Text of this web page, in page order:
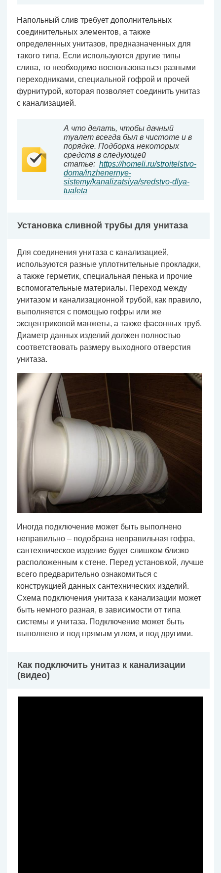
Напольный слив требует дополнительных
соединительных элементов, а также
определенных унитазов, предназначенных для
такого типа. Если используются другие типы
слива, то необходимо воспользоваться разными
переходниками, специальной гофрой и прочей
фурнитурой, которая позволяет соединить унитаз
с канализацией.
А что делать, чтобы дачный
туалет всегда был в чистоте и в
порядке. Подборка некоторых
средств в следующей
статье: https://homeli.ru/stroitelstvo-
doma/inzhenernye-
sistemy/kanalizatsiya/sredstvo-dlya-
tualeta
Установка сливной трубы для унитаза
Для соединения унитаза с канализацией,
используются разные уплотнительные прокладки,
а также герметик, специальная пенька и прочие
вспомогательные материалы. Переход между
унитазом и канализационной трубой, как правило,
выполняется с помощью гофры или же
эксцентриковой манжеты, а также фасонных труб.
Диаметр данных изделий должен полностью
соответствовать размеру выходного отверстия
унитаза.
Иногда подключение может быть выполнено
неправильно – подобрана неправильная гофра,
сантехническое изделие будет слишком близко
расположенным к стене. Перед установкой, лучше
всего предварительно ознакомиться с
конструкцией данных сантехнических изделий.
Схема подключения унитаза к канализации может
быть немного разная, в зависимости от типа
системы и унитаза. Подключение может быть
выполнено и под прямым углом, и под другими.
Как подключить унитаз к канализации
(видео)